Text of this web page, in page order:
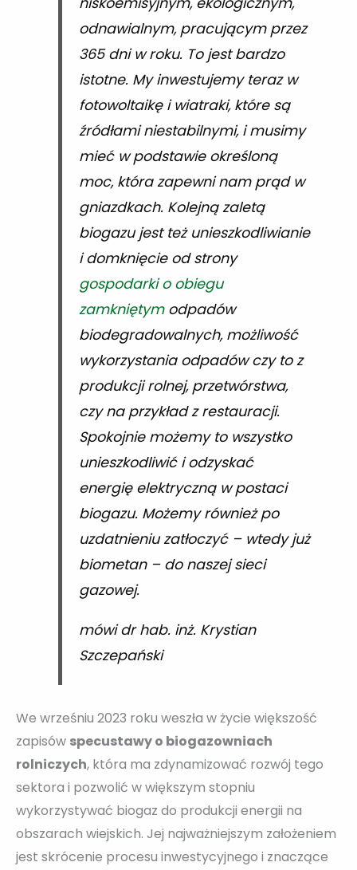
odnawialnym, pracującym przez
365 dni w roku. To jest bardzo
istotne. My inwestujemy teraz w
fotowoltaikę i wiatraki, które są
źródłami niestabilnymi, i musimy
mieć w podstawie określoną
moc, która zapewni nam prąd w
gniazdkach. Kolejną zaletą
biogazu jest też unieszkodliwianie
i domknięcie od strony
gospodarki o obiegu
zamkniętymodpadów
biodegradowalnych, możliwość
wykorzystania odpadów czy to z
produkcji rolnej, przetwórstwa,
czy na przykład z restauracji.
Spokojnie możemy to wszystko
unieszkodliwić i odzyskać
energię elektryczną w postaci
biogazu. Możemy również po
uzdatnieniu zatłoczyć – wtedy już
biometan – do naszej sieci
gazowej.
mówi dr hab. inż. Krystian
Szczepański
We wrześniu 2023 roku weszła w życie większość
zapisów specustawy o biogazowniach
rolniczych, która ma zdynamizować rozwój tego
sektora i pozwolić w większym stopniu
wykorzystywać biogaz do produkcji energii na
obszarach wiejskich. Jej najważniejszym założeniem
jest skrócenie procesu inwestycyjnego i znaczące